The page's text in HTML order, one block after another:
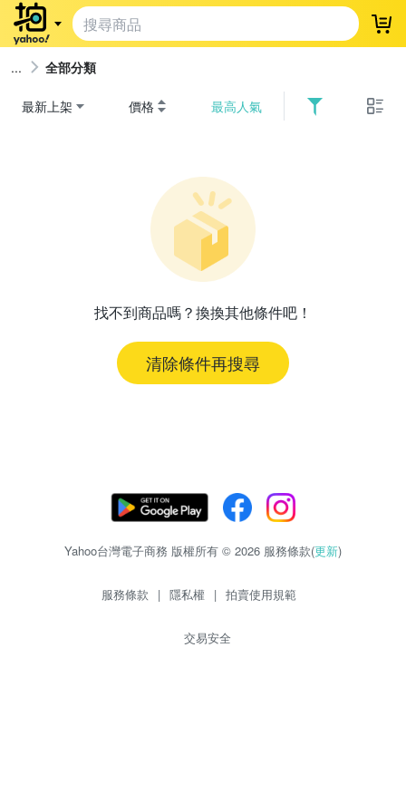
登
全部分類
最新上架 價格 最高人氣
找不到商品嗎？換換其他條件吧！
清除條件再搜尋
Yahoo台灣電子商務 版權所有 © 2026 服務條款(更新)
服務條款 | 隱私權 | 拍賣使用規範
交易安全